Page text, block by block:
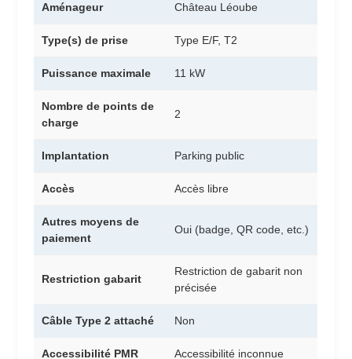
Aménageur Château Léoube
Type(s) de prise Type E/F, T2
Puissance maximale 11 kW
Nombre de points de
charge
2
Implantation Parking public
Accès Accès libre
Autres moyens de
paiement
Oui (badge, QR code, etc.)
Restriction gabarit
Restriction de gabarit non
précisée
Câble Type 2 attaché Non
Accessibilité PMR Accessibilité inconnue